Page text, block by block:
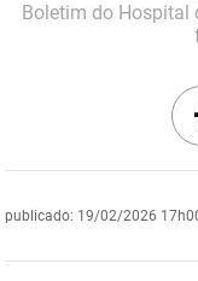
Desenvolvimento e da
publicado: 19/02/2026
Boletim do Hospital